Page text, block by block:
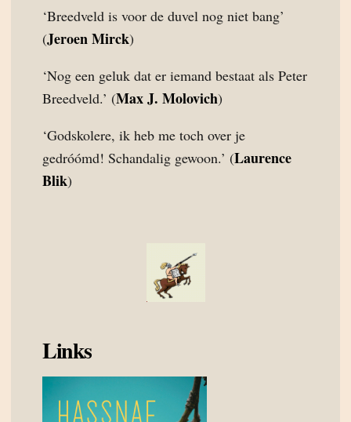
‘Breedveld is voor de duvel nog niet bang’
(Jeroen Mirck)
‘Nog een geluk dat er iemand bestaat als Peter
Breedveld.’ (Max J. Molovich)
‘Godskolere, ik heb me toch over je
gedróómd! Schandalig gewoon.’ (Laurence
Blik)
Links